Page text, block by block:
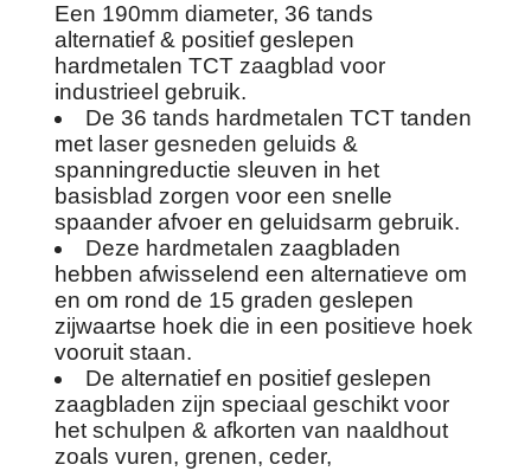
Een 190mm diameter, 36 tands
alternatief & positief geslepen
hardmetalen TCT zaagblad voor
industrieel gebruik.
De 36 tands hardmetalen TCT tanden
met laser gesneden geluids &
spanningreductie sleuven in het
basisblad zorgen voor een snelle
spaander afvoer en geluidsarm gebruik.
Deze hardmetalen zaagbladen
hebben afwisselend een alternatieve om
en om rond de 15 graden geslepen
zijwaartse hoek die in een positieve hoek
vooruit staan.
De alternatief en positief geslepen
zaagbladen zijn speciaal geschikt voor
het schulpen & afkorten van naaldhout
zoals vuren, grenen, ceder,